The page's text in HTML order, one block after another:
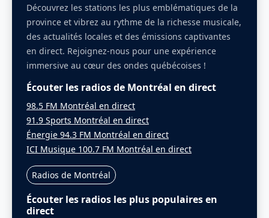
Découvrez les stations les plus emblématiques de la
province et vibrez au rythme de la richesse musicale,
des actualités locales et des émissions captivantes
en direct. Rejoignez-nous pour une expérience
immersive au cœur des ondes québécoises !
Écouter les radios de Montréal en direct
98.5 FM Montréal en direct
91.9 Sports Montréal en direct
Énergie 94.3 FM Montréal en direct
ICI Musique 100.7 FM Montréal en direct
Radios de Montréal
Écouter les radios les plus populaires en
direct